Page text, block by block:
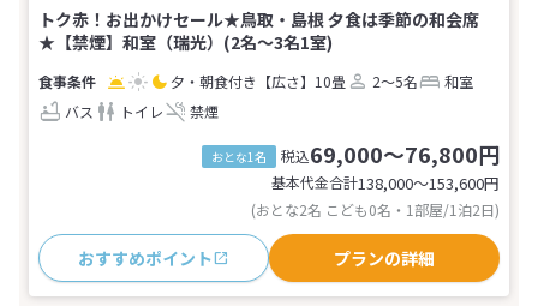
トク赤！お出かけセール★鳥取・島根 夕食は季節の和会席
★【禁煙】和室（瑞光）(2名～3名1室)
夕・朝食付き 【広さ】10畳 2～5名
和室
バス
トイレ 禁煙
おとな1名 税込69,000～76,800円
基本代金合計138,000〜153,600円
(おとな2名 こども0名・1部屋/1泊2日)
おすすめポイント プランの詳細